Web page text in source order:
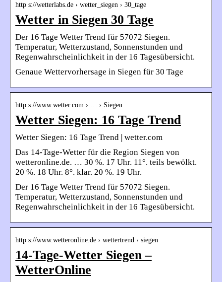
http s://wetterlabs.de › wetter_siegen › 30_tage
Wetter in Siegen 30 Tage
Der 16 Tage Wetter Trend für 57072 Siegen.
Temperatur, Wetterzustand, Sonnenstunden und
Regenwahrscheinlichkeit in der 16 Tagesübersicht.
Genaue Wettervorhersage in Siegen für 30 Tage
http s://www.wetter.com › … › Siegen
Wetter Siegen: 16 Tage Trend
Wetter Siegen: 16 Tage Trend | wetter.com
Das 14-Tage-Wetter für die Region Siegen von
wetteronline.de. … 30 %. 17 Uhr. 11°. teils bewölkt.
20 %. 18 Uhr. 8°. klar. 20 %. 19 Uhr.
Der 16 Tage Wetter Trend für 57072 Siegen.
Temperatur, Wetterzustand, Sonnenstunden und
Regenwahrscheinlichkeit in der 16 Tagesübersicht.
http s://www.wetteronline.de › wettertrend › siegen
14-Tage-Wetter Siegen –
WetterOnline